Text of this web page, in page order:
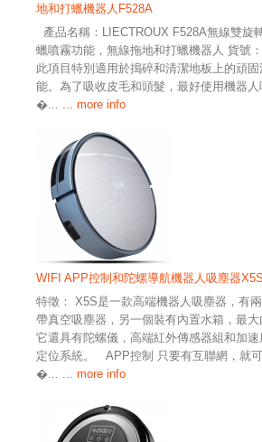
地和打蠟機器人F528A
產品名稱：LIECTROUX F528A無線雙旋
蠟噴霧功能，無線拖地和打蠟機器人 貨號
此項目特別適用於搗碎和清潔地板上的頑
能。為了吸收皮毛和頭髮，最好使用機器
�...
... more info
WIFI APP控制和陀螺導航機器人吸塵器X5S
特徵： X5S是一款高端機器人吸塵器，有
帶真空吸塵器，另一個裝有內置水箱，最大
它還具有陀螺儀，高端紅外傳感器組和加
定位系統。 APP控制 只要有互聯網，就
�...
... more info